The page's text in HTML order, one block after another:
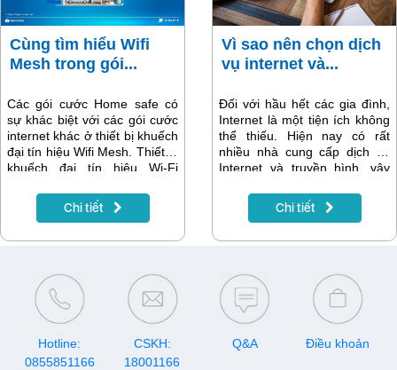
Cùng tìm hiểu Wifi
Mesh trong gói...
Các gói cước Home safe có
sự khác biệt với các gói cước
internet khác ở thiết bị khuếch
đại tín hiệu Wifi Mesh. Thiết bị
khuếch đại tín hiệu Wi-Fi
loại bỏ các rào cản vật lý, giúp
mọi thành viên trong gia đình
Chi tiết
Vì sao nên chọn dịch
vụ internet và...
Đối với hầu hết các gia đình,
Internet là một tiện ích không
thể thiếu. Hiện nay có rất
nhiều nhà cung cấp dịch vụ
Internet và truyền hình, vậy
trọng để bạn lựa chọn, và vì
sao nên chọn dịch vụ của
Chi tiết
Hotline:
0855851166
CSKH:
18001166
Q&A Điều khoản